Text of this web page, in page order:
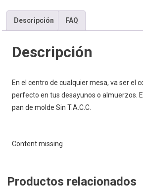
Cerro
Azul
cantidad
Descripción FAQ
Descripción
En el centro de cualquier mesa, va ser el
perfecto en tus desayunos o almuerzos.
pan de molde Sin T.A.C.C.
Content missing
Productos relacionados